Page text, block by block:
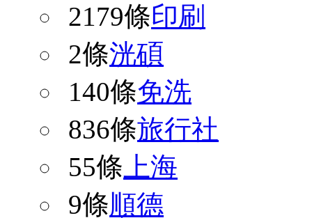
2179條印刷
2條洸碩
140條免洗
836條旅行社
55條 上海
9條順德